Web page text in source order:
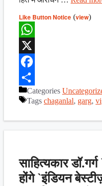
Like Button Notice (view)
WhatsApp
X
Facebook
ShareCategories
Tags chaganlal, garg,
साहित्यकार डॉ.गर्ग
होंगे `इंडियन